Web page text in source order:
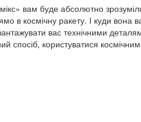
вам буде абсолютно
в космічну ракету. І куди вона
вас технічними
спосіб, користуватися космічним